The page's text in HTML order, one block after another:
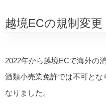
越境ECの規制変更
2022年から越境ECで海外の
酒類小売業免許では不可とな
なりました。